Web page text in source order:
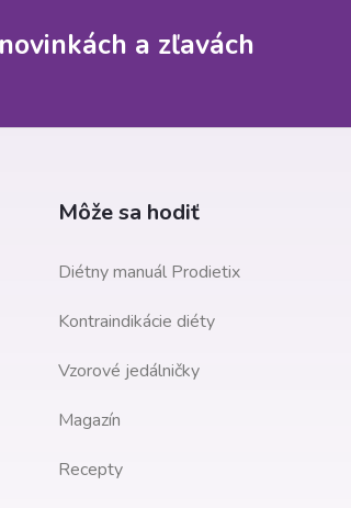
a zľavách
Môže sa hodiť
Diétny manuál Prodietix
Kontraindikácie diéty
Vzorové jedálničky
Magazín
Recepty